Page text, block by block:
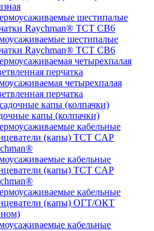
шестипалые
Raychman® ТСТ СВ6
четырехпалая
перчатка
капы (колпачки)
кабельные
(капы) ТCT CAP
кабельные